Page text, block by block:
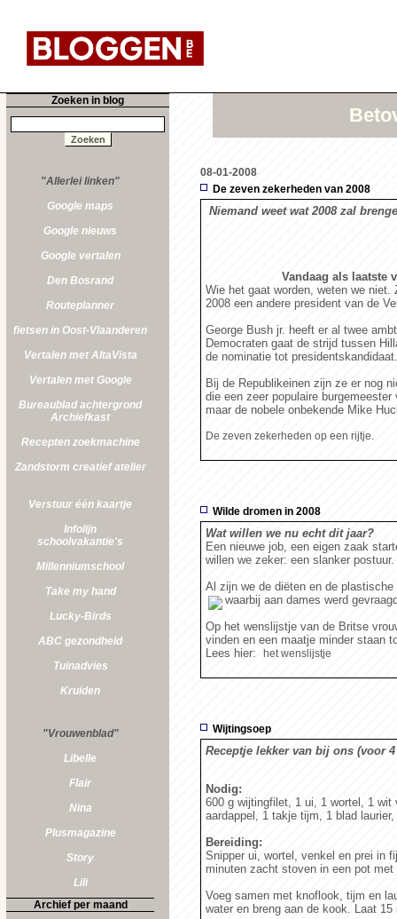
Zoeken in blog
"Allerlei linken"
Google maps
Google nieuws
Google vertalen
Den Bosrand
Routeplanner
fietsen in Oost-Vlaanderen
Vertalen met AltaVista
Vertalen met Google
Bureaublad achtergrond
Archiefkast
Recepten zoekmachine
Zandstorm creatief atelier
Verstuur één kaartje
Infolijn
schoolvakantie's
Millenniumschool
Take my hand
Lucky-Birds
ABC gezondheid
Tuinadvies
Kruiden
"Vrouwenblad"
Libelle
Flair
Nina
Plusmagazine
Story
Lili
Archief per maand
08-01-2008
De zeven zekerheden van 2008
Niemand weet wat 2008 zal
Vandaag als laatste
Wie het gaat worden, weten we
2008 een andere president van de
George Bush jr. heeft er al twee
Democraten gaat de strijd tussen
de nominatie tot presidentskandidaat.
Bij de Republikeinen zijn ze er nog
die een zeer populaire
maar de nobele onbekende Mike
De zeven zekerheden op een rijtje.
Wilde dromen in 2008
Wat willen we nu echt dit jaar?
Een nieuwe job, een eigen zaak
willen we zeker: een slanker postuur.
Al zijn we de diëten en de
waarbij aan dames werd
Op het wenslijstje van de Britse
vinden en een maatje minder staan
Lees hier: het wenslijstje
Wijtingsoep
Receptje lekker van bij ons (voor
Nodig:
600 g wijtingfilet, 1 ui, 1 wortel, 1
aardappel, 1 takje tijm, 1 blad
Bereiding:
Snipper ui, wortel, venkel en prei in
minuten zacht stoven in een pot
Voeg samen met knoflook, tijm en
water en breng aan de kook. Laat